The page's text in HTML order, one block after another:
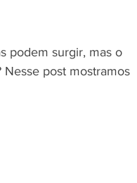
podem surgir, mas o
post mostramos